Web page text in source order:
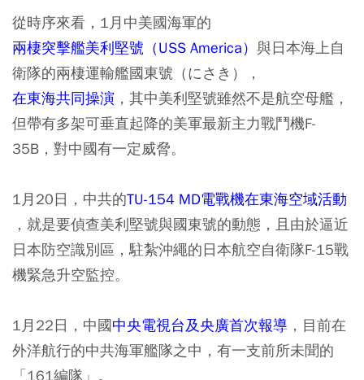
從時序來看，1月中美國海軍的
兩棲突擊艦美利堅號（USS America） 與日本海上自
衛隊的兩棲運輸艦國東號（にさき），
在東海共同操演 ，其中美利堅號雖然不是航空母艦，
但帶有多架可垂直起降的美軍最新主力戰鬥機F-
35B，對中國有一定威脅。
1月20日，中共的TU-154 MD電戰機在東海空域活動
，就是要偵查美利堅號與國東號的動態，且由於逼近
日本防空識別區，駐紮沖繩的日本航空自衛隊F-15戰
機緊急升空監控。
1月22日，中國中央電視台及央廣首次報導 ，目前在
外洋航行的中共海軍艦隊之中，有一支前所未聞的
「161編隊」。